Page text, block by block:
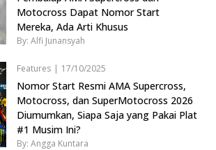
Motocross Dapat Nomor Start
Mereka, Ada Arti Khusus
By: Alfi Junansyah
Features | 17/10/2025
Nomor Start Resmi AMA Supercross,
Motocross, dan SuperMotocross 2026
Diumumkan, Siapa Saja yang Pakai Plat
#1 Musim Ini?
By: Angga Kuntara